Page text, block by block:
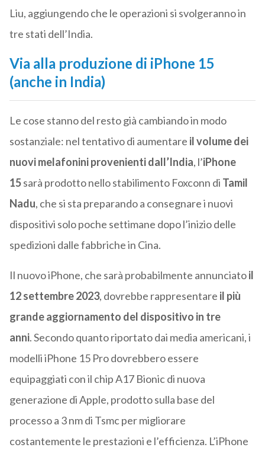
Liu, aggiungendo che le operazioni si svolgeranno in
tre stati dell’India.
Via alla produzione di iPhone 15
(anche in India)
Le cose stanno del resto già cambiando in modo
sostanziale: nel tentativo di aumentare il volume dei
nuovi melafonini provenienti dall’India, l’iPhone
15sarà prodotto nello stabilimento Foxconn di Tamil
Nadu, che si sta preparando a consegnare i nuovi
dispositivi solo poche settimane dopo l’inizio delle
spedizioni dalle fabbriche in Cina.
Il nuovo iPhone, che sarà probabilmente annunciatoil
12 settembre 2023, dovrebbe rappresentare il più
grande aggiornamento del dispositivo in tre
anni. Secondo quanto riportato dai media americani, i
modelli iPhone 15 Pro dovrebbero essere
equipaggiati con il chip A17 Bionic di nuova
generazione di Apple, prodotto sulla base del
processo a 3 nm di Tsmc per migliorare
costantemente le prestazioni e l’efficienza. L’iPhone